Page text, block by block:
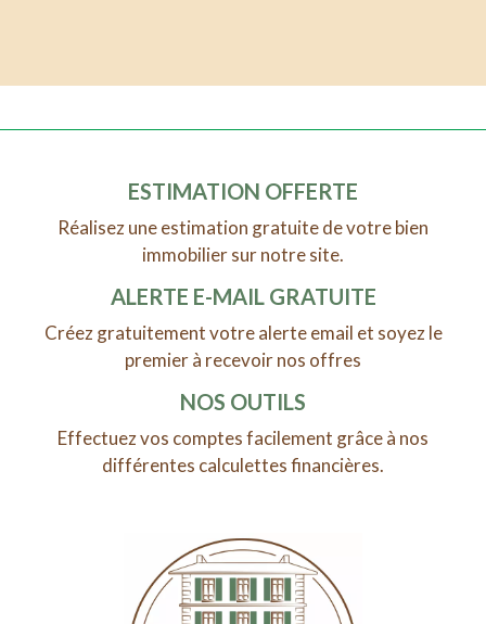
ESTIMATION OFFERTE
Réalisez une estimation gratuite de votre bien
immobilier sur notre site.
ALERTE E-MAIL GRATUITE
Créez gratuitement votre alerte email et soyez le
premier à recevoir nos offres
NOS OUTILS
Effectuez vos comptes facilement grâce à nos
différentes calculettes financières.